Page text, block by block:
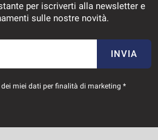
VEDI
per iscriverti alla newsletter e
sulle nostre novità.
INVIA
miei dati per finalità di marketing *